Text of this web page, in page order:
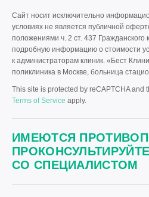
Сайт носит исключительно
условиях не является публичной
положениями ч. 2 ст. 437
подробную информацию о стоимости
к администраторам клиник. «Бест
поликлиника в Москве, больница
This site is protected by reCAPTCHA and
Terms of Service apply.
ИМЕЮТСЯ
СО СПЕЦИАЛИСТОМ